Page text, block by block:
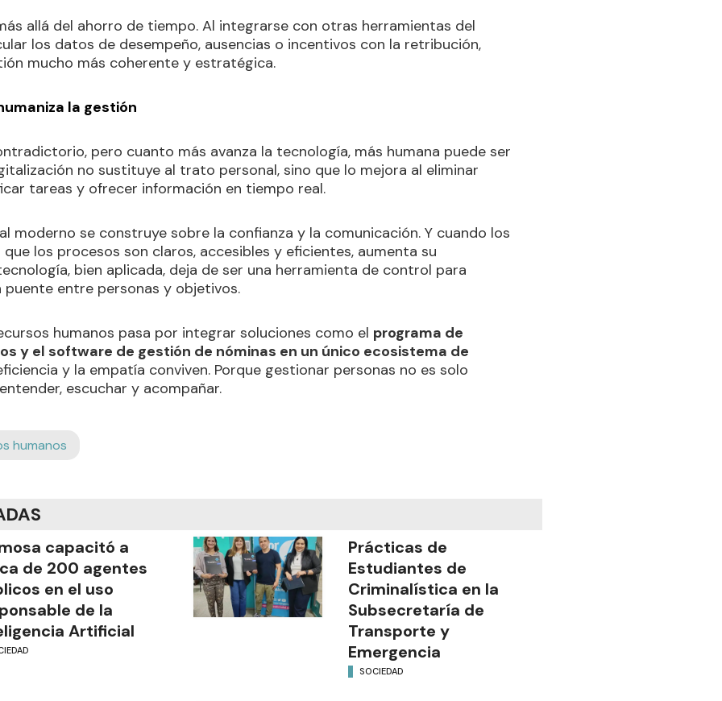
allá del ahorro de tiempo. Al integrarse con otras herramientas del
los datos de desempeño, ausencias o incentivos con la retribución,
mucho más coherente y estratégica.
la gestión
pero cuanto más avanza la tecnología, más humana puede ser
no sustituye al trato personal, sino que lo mejora al eliminar
tareas y ofrecer información en tiempo real.
moderno se construye sobre la confianza y la comunicación. Y cuando los
los procesos son claros, accesibles y eficientes, aumenta su
bien aplicada, deja de ser una herramienta de control para
puente entre personas y objetivos.
humanos pasa por integrar soluciones como el programa de
y el software de gestión de nóminas en un único ecosistema de
y la empatía conviven. Porque gestionar personas no es solo
escuchar y acompañar.
humanos
capacitó a
de 200 agentes
en el uso
de la
Artificial
Prácticas de
Estudiantes de
Criminalística en la
Subsecretaría de
Transporte y
Emergencia
SOCIEDAD